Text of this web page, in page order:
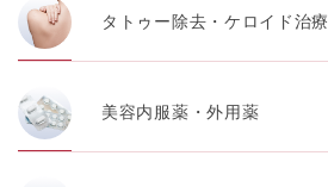
タトゥー除去・ケロイド治療
美容内服薬・外用薬